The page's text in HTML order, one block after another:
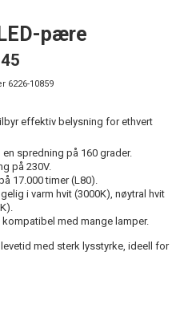
pære
6226-10859
effektiv belysning for ethvert
en spredning på 160 grader.
på 230V.
17.000 timer (L80).
i varm hvit (3000K), nøytral hvit
med mange lamper.
med sterk lysstyrke, ideell for